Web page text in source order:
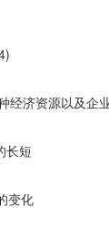
经济资源以及
短
化